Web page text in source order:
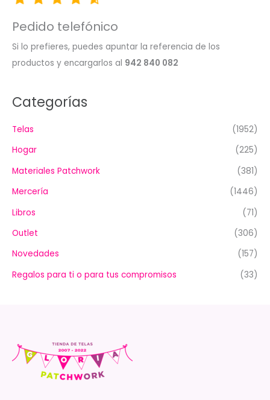
Pedido telefónico
Si lo prefieres, puedes apuntar la referencia de los
productos y encargarlos al 942 840 082
Categorías
Telas
(1952)
Hogar
(225)
Materiales Patchwork
(381)
Mercería
(1446)
Libros
(71)
Outlet
(306)
Novedades
(157)
Regalos para ti o para tus compromisos
(33)